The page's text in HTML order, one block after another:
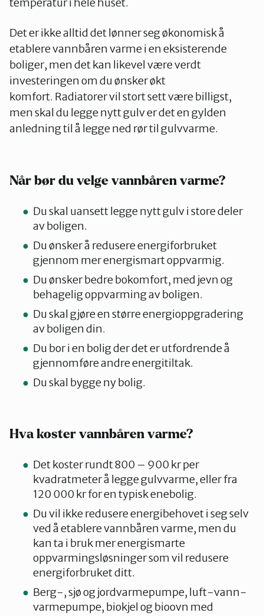
Det er ikke alltid det lønner seg økonomisk å
etablere vannbåren varme i en eksisterende
boliger, men det kan likevel være verdt
investeringen om du ønsker økt
komfort. Radiatorer vil stort sett være billigst,
men skal du legge nytt gulv er det en gylden
anledning til å legge ned rør til gulvvarme.
Når bør du velge vannbåren varme?
Du skal uansett legge nytt gulv i store deler
av boligen.
Du ønsker å redusere energiforbruket
gjennom mer energismart oppvarmig.
Du ønsker bedre bokomfort, med jevn og
behagelig oppvarming av boligen.
Du skal gjøre en større energioppgradering
av boligen din.
Du bor i en bolig der det er utfordrende å
gjennomføre andre energitiltak.
Du skal bygge ny bolig.
Hva koster vannbåren varme?
Det koster rundt 800 – 900 kr per
kvadratmeter å legge gulvvarme, eller fra
120 000 kr for en typisk enebolig.
Du vil ikke redusere energibehovet i seg selv
ved å etablere vannbåren varme, men du
kan ta i bruk mer energismarte
oppvarmingsløsninger som vil redusere
energiforbruket ditt.
Berg-, sjø og jordvarmepumpe, luft-vann-
varmepumpe, biokjel og bioovn med